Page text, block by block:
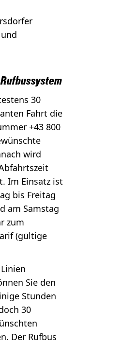
30
Fahrt die
+43 800
wird
Im Einsatz ist
bis Freitag
am Samstag
zum
(gültige
Sie den
Stunden
30
Der Rufbus